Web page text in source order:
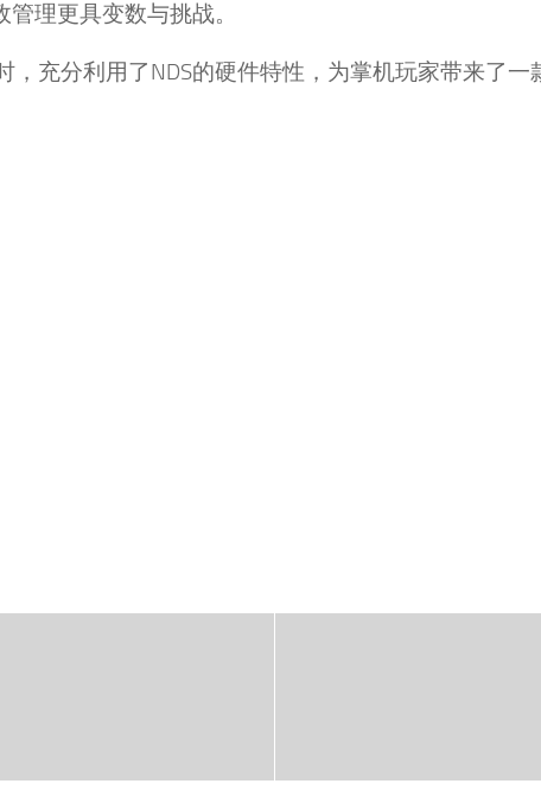
理更具变数与挑战。
，充分利用了NDS的硬件特性，为掌机玩家带来了一